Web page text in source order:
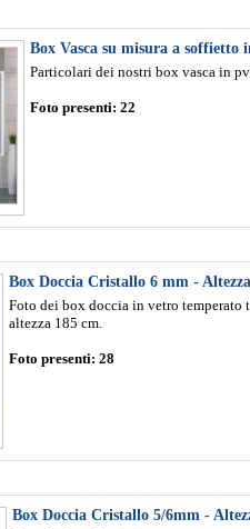
Box Vasca su misura a soffietto
Particolari dei nostri box vasca in
Foto presenti: 22
Box Doccia Cristallo 6 mm -
Foto dei box doccia in vetro temperato
altezza 185 cm.
Foto presenti: 28
Box Doccia Cristallo 5/6mm -